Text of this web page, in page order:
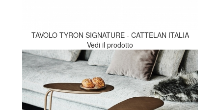
TAVOLO TYRON SIGNATURE - CATTELAN ITALIA
Vedi il prodotto